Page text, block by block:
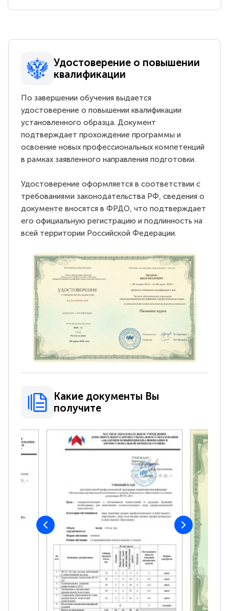
Удостоверение о повышении
квалификации
По завершении обучения выдается
удостоверение о повышении квалификации
установленного образца. Документ
подтверждает прохождение программы и
освоение новых профессиональных компетенций
в рамках заявленного направления подготовки.
Удостоверение оформляется в соответствии с
требованиями законодательства РФ, сведения о
документе вносятся в ФРДО, что подтверждает
его официальную регистрацию и подлинность на
всей территории Российской Федерации.
Какие документы Вы
получите